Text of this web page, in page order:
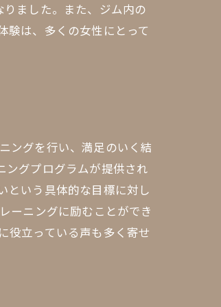
ました。また、ジム内の
験は、多くの女性にとって
ングを行い、満足のいく結
ングプログラムが提供され
という具体的な目標に対し
ーニングに励むことができ
役立っている声も多く寄せ